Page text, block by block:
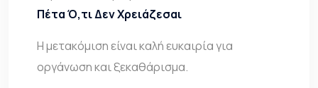
Πέτα Ό,τι Δεν Χρειάζεσαι
Η μετακόμιση είναι καλή ευκαιρία για
οργάνωση και ξεκαθάρισμα.